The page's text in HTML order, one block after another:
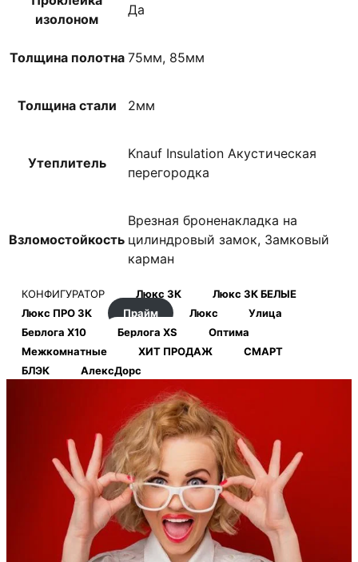
изолоном
Да
Толщина полотна 75мм, 85мм
Толщина стали 2мм
Утеплитель
Knauf Insulation Акустическая
перегородка
Взломостойкость
Врезная броненакладка на
цилиндровый замок, Замковый
карман
КОНФИГУРАТОР Люкс 3К
Люкс 3К БЕЛЫЕ
Люкс ПРО 3К
Прайм Люкс
Улица
Берлога Х10
Берлога XS
Оптима
Межкомнатные
ХИТ ПРОДАЖ
СМАРТ
БЛЭК
АлексДорс